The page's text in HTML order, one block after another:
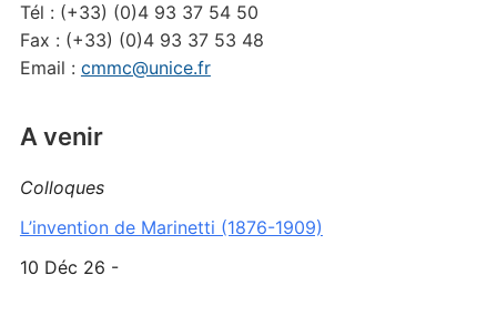
Tél : (+33) (0)4 93 37 54 50
Fax : (+33) (0)4 93 37 53 48
Email : cmmc@unice.fr
A venir
Colloques
L’invention de Marinetti (1876-1909)
10 Déc 26 -